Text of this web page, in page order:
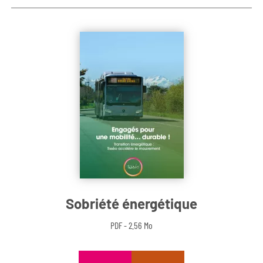
Sobriété énergétique
PDF - 2.56 Mo